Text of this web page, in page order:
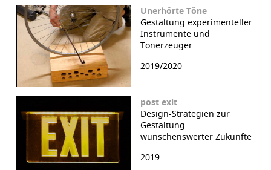
Unerhörte Töne
Gestaltung experimenteller
Instrumente und
Tonerzeuger
2019/2020
post exit
Design-Strategien zur
Gestaltung
wünschenswerter Zukünfte
2019